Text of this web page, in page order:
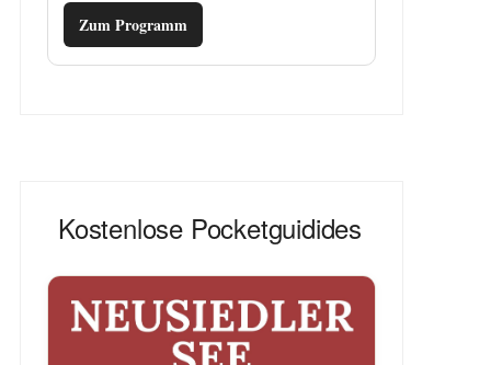
Zum Programm
Kostenlose Pocketguidides